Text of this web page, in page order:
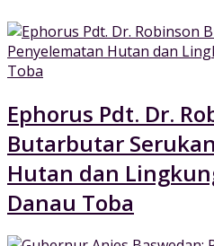
Ephorus Pdt. Dr.
Butarbutar
Hutan dan
Danau Toba